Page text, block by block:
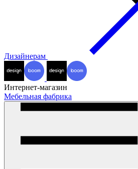
Дизайнерам
Интернет-магазин
Мебельная фабрика